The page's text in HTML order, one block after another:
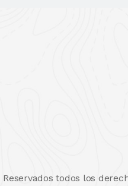
Reservados todos los